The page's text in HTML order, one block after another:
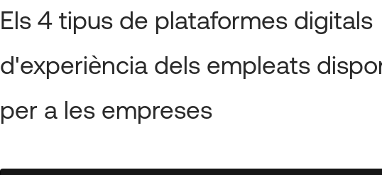
Els 4 tipus de plataformes digitals
d'experiència dels empleats
per a les empreses